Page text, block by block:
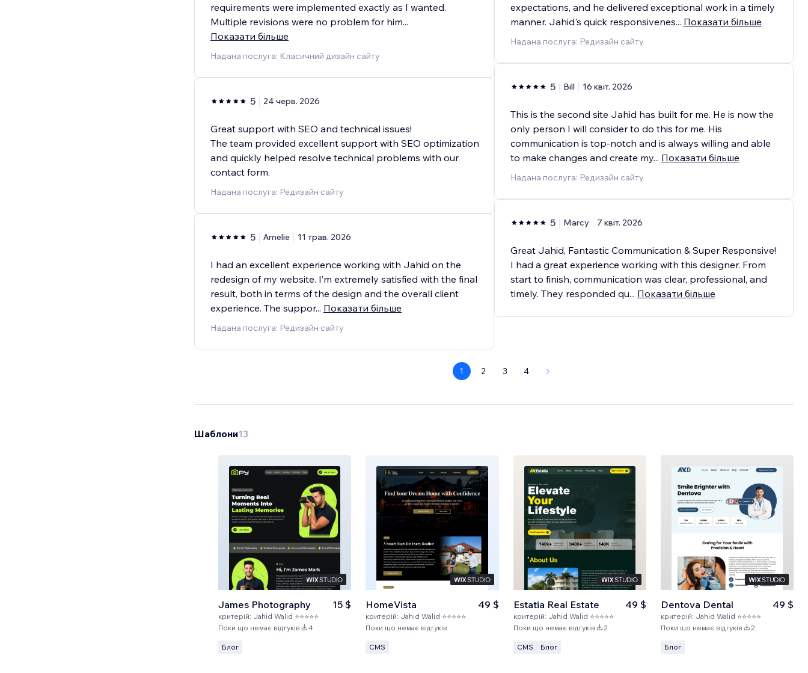
requirements were implemented exactly as I wanted.
Multiple revisions were no problem for him...
Показати більше
Надана послуга: Класичний дизайн сайту
5 24 черв. 2026
Great support with SEO and technical issues!
The team provided excellent support with SEO optimization
and quickly helped resolve technical problems with our
contact form.
Надана послуга: Редизайн сайту
5 Amelie 11 трав. 2026
I had an excellent experience working with Jahid on the
redesign of my website. I’m extremely satisfied with the final
result, both in terms of the design and the overall client
experience. The suppor... Показати більше
Надана послуга: Редизайн сайту
expectations, and he delivered exceptional work in a timely
manner. Jahid's quick responsivenes... Показати більше
Надана послуга: Редизайн сайту
5 Bill 16 квіт. 2026
This is the second site Jahid has built for me. He is now the
only person I will consider to do this for me. His
communication is top-notch and is always willing and able
to make changes and create my... Показати більше
Надана послуга: Редизайн сайту
5 Marcy 7 квіт. 2026
Great Jahid, Fantastic Communication & Super Responsive!
I had a great experience working with this designer. From
start to finish, communication was clear, professional, and
timely. They responded qu... Показати більше
1 2 3 4
Шаблони13
James Photography
критерій: Jahid Walid ⭐⭐⭐⭐⭐
15 $
Поки що немає відгуків 4
Блог
HomeVista
критерій: Jahid Walid ⭐⭐⭐⭐⭐
49 $
Поки що немає відгуків
CMS
Estatia Real Estate
критерій: Jahid Walid ⭐⭐⭐⭐⭐
49 $
Поки що немає відгуків 2
CMS Блог
Dentova Dental
критерій: Jahid Walid ⭐⭐⭐⭐⭐
49 $
Поки що немає відгуків 2
Блог